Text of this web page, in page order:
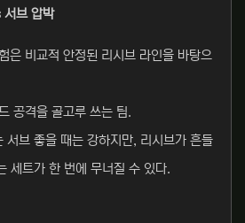
서브 압박
은 비교적 안정된 리시브 라인을 바탕으
공격을 골고루 쓰는 팀.
서브 좋을 때는 강하지만, 리시브가 흔들
세트가 한 번에 무너질 수 있다.